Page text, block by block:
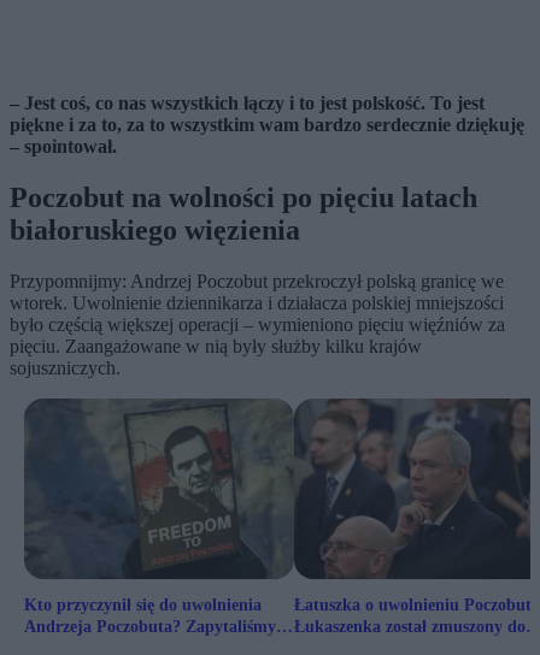
– Jest coś, co nas wszystkich łączy i to jest polskość. To jest
piękne i za to, za to wszystkim wam bardzo serdecznie dziękuję
– spointował.
Poczobut na wolności po pięciu latach
białoruskiego więzienia
Przypomnijmy: Andrzej Poczobut przekroczył polską granicę we
wtorek. Uwolnienie dziennikarza i działacza polskiej mniejszości
było częścią większej operacji – wymieniono pięciu więźniów za
pięciu. Zaangażowane w nią były służby kilku krajów
sojuszniczych.
Kto przyczynił się do uwolnienia
Andrzeja Poczobuta? Zapytaliśmy
Łatuszka o uwolnieniu
Łukaszenka został zmuszony do